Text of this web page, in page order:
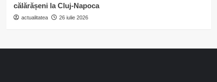
călărășeni la Cluj-Napoca
actualitatea 26 iulie 2026